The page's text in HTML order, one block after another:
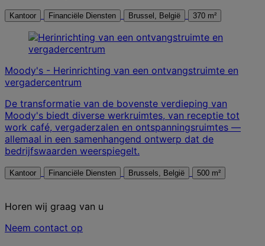
Kantoor Financiële Diensten Brussel, België 370 m²
Moody's - Herinrichting van een ontvangstruimte en
vergadercentrum
De transformatie van de bovenste verdieping van
Moody's biedt diverse werkruimtes, van receptie tot
work café, vergaderzalen en ontspanningsruimtes —
allemaal in een samenhangend ontwerp dat de
bedrijfswaarden weerspiegelt.
Kantoor Financiële Diensten Brussels, België 500 m²
Horen wij graag van u
Neem contact op